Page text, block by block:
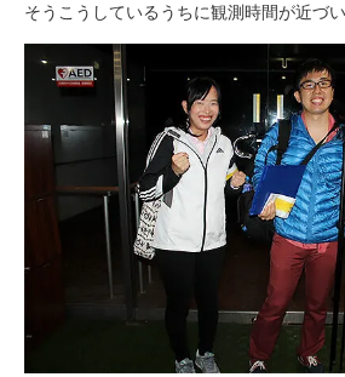
そうこうしているうちに観測時間が近づい